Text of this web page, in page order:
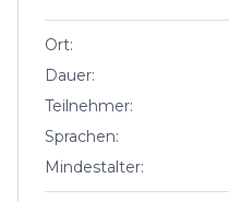
Ort:
Dauer:
Teilnehmer:
Sprachen:
Mindestalter: